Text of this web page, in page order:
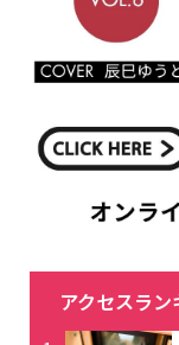
アクセスラン